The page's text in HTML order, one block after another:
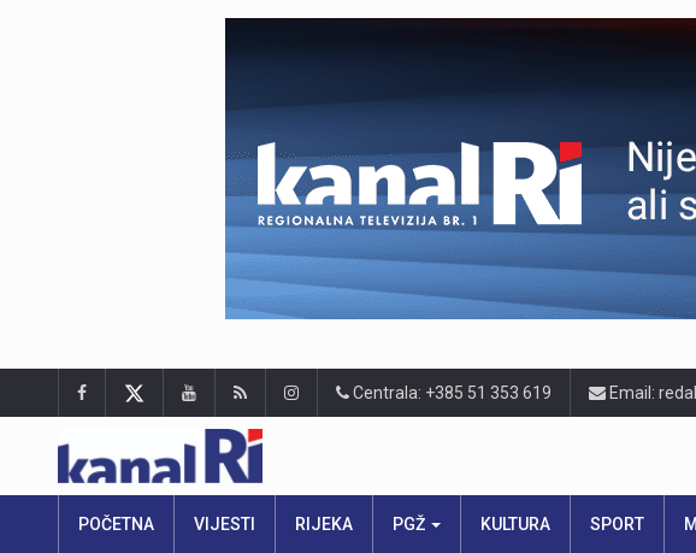
Centrala: +385 51 353 619 Email:
POČETNA VIJESTI RIJEKA PGŽ KULTURA SPORT